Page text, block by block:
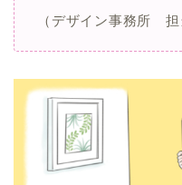
（デザイン事務所 担